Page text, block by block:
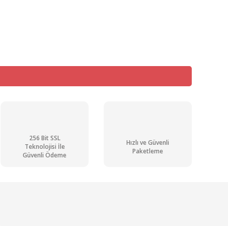
256 Bit SSL
Teknolojisi İle
Güvenli Ödeme
Hızlı ve Güvenli
Paketleme